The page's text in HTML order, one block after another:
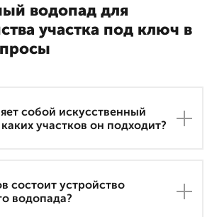
водопад для
участка под ключ в
собой искусственный
участков он подходит?
состоит устройство
водопада?